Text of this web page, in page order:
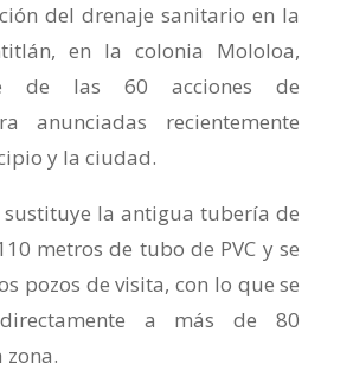
del drenaje sanitario en la
en la colonia Mololoa,
de las 60 acciones de
anunciadas recientemente
y la ciudad.
sustituye la antigua tubería de
metros de tubo de PVC y se
pozos de visita, con lo que se
a más de 80